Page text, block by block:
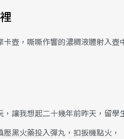
壺，嘶嘶作響的濃稠液體射入
讓我想起二十幾年前昨天，留
黑火藥投入彈丸，扣扳機點火